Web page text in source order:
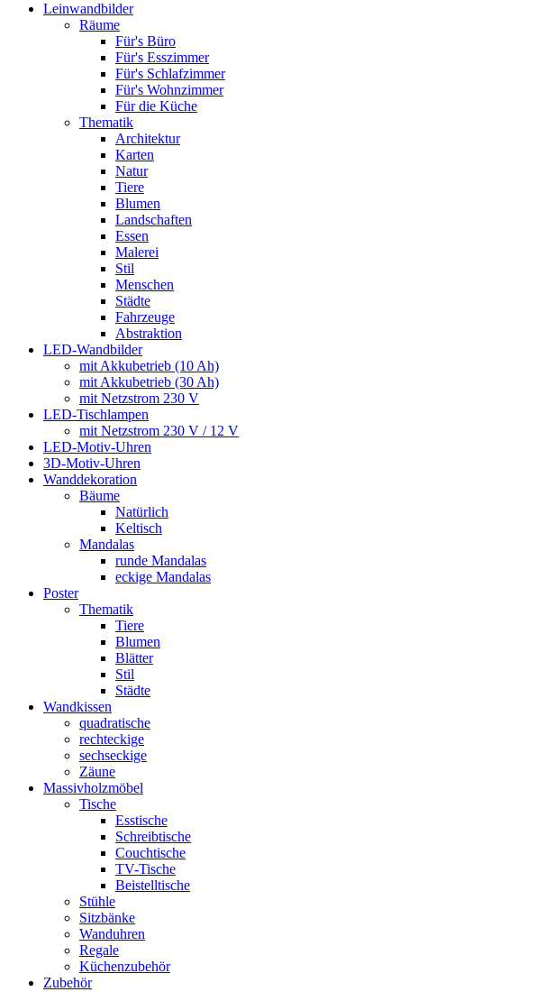
Leinwandbilder
Räume
Für's Büro
Für's Esszimmer
Für's Schlafzimmer
Für's Wohnzimmer
Für die Küche
Thematik
Architektur
Karten
Natur
Tiere
Blumen
Landschaften
Essen
Malerei
Stil
Menschen
Städte
Fahrzeuge
Abstraktion
LED-Wandbilder
mit Akkubetrieb (10 Ah)
mit Akkubetrieb (30 Ah)
mit Netzstrom 230 V
LED-Tischlampen
mit Netzstrom 230 V / 12 V
LED-Motiv-Uhren
3D-Motiv-Uhren
Wanddekoration
Bäume
Natürlich
Keltisch
Mandalas
runde Mandalas
eckige Mandalas
Poster
Thematik
Tiere
Blumen
Blätter
Stil
Städte
Wandkissen
quadratische
rechteckige
sechseckige
Zäune
Massivholzmöbel
Tische
Esstische
Schreibtische
Couchtische
TV-Tische
Beistelltische
Stühle
Sitzbänke
Wanduhren
Regale
Küchenzubehör
Zubehör